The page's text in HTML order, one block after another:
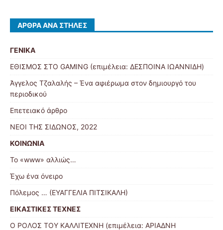
ΆΡΘΡΑ ΑΝΆ ΣΤΉΛΕΣ
ΓΕΝΙΚΑ
ΕΘΙΣΜΟΣ ΣΤΟ GAMING (επιμέλεια: ΔΕΣΠΟΙΝΑ ΙΩΑΝΝΙΔΗ)
Άγγελος Τζαλαλής – Ένα αφιέρωμα στον δημιουργό του
περιοδικού
Επετειακό άρθρο
ΝΕΟΙ ΤΗΣ ΣΙΔΩΝΟΣ, 2022
ΚΟΙΝΩΝΙΑ
Το «www» αλλιώς…
Έχω ένα όνειρο
Πόλεμος … (ΕΥΑΓΓΕΛΙΑ ΠΙΤΣΙΚΑΛΗ)
ΕΙΚΑΣΤΙΚΕΣ ΤΕΧΝΕΣ
Ο ΡΟΛΟΣ ΤΟΥ ΚΑΛΛΙΤΕΧΝΗ (επιμέλεια: ΑΡΙΑΔΝΗ